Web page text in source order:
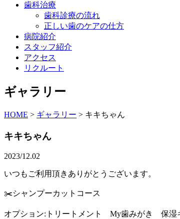
歯科治療
歯科診療の流れ
正しい歯のケアの仕方
病院紹介
スタッフ紹介
アクセス
リクルート
ギャラリー
HOME > ギャラリー > キキちゃん
キキちゃん
2023/12.02
いつもご利用頂きありがとうございます。
✂️シャンプーカットコース
オプション:トリートメント My歯みがき 保湿